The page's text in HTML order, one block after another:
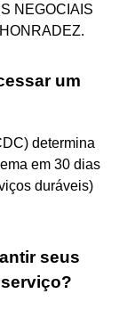
NEGOCIAIS
um
determina
em 30 dias
duráveis)
seus